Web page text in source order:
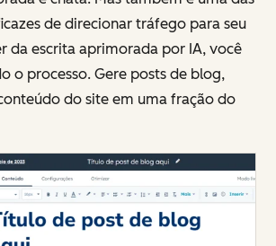
de direcionar tráfego para seu
da escrita aprimorada por IA, você
o processo. Gere posts de blog,
do site em uma fração do